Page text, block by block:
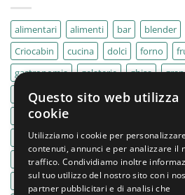
alimentari alimenti bar blender
Criocabin
cucina dolci forno
gastronomia
gelaterie ghisa
IMPASTATRICE
impastatrici kebab
MACELLERIA
Outlet
pane panifici panificio
pasticcerie
pescherie pizza
PLANETARIA
pub ristoranti
Questo sito web utilizza
cookie
Utilizziamo i cookie per personalizzare
contenuti, annunci e per analizzare il
traffico. Condividiamo inoltre
sul tuo utilizzo del nostro sito con i
partner pubblicitari e di analisi che